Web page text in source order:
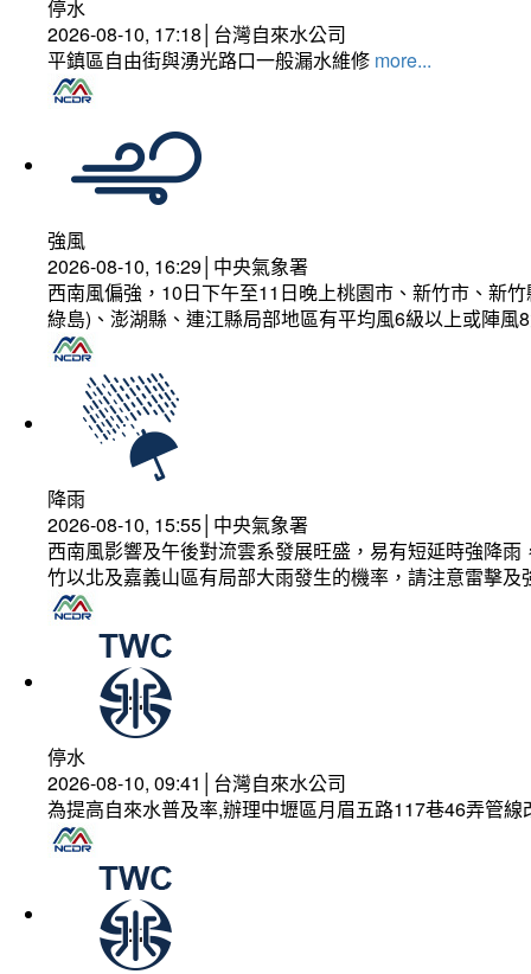
停水
2026-08-10, 17:18│台灣自來水公司
平鎮區自由街與湧光路口一般漏水維修 more...
強風
2026-08-10, 16:29│中央氣象署
西南風偏強，10日下午至11日晚上桃園市、新竹市、新
綠島)、澎湖縣、連江縣局部地區有平均風6級以上或陣
降雨
2026-08-10, 15:55│中央氣象署
西南風影響及午後對流雲系發展旺盛，易有短延時強降
竹以北及嘉義山區有局部大雨發生的機率，請注意雷擊
停水
2026-08-10, 09:41│台灣自來水公司
為提高自來水普及率,辦理中壢區月眉五路117巷46弄管